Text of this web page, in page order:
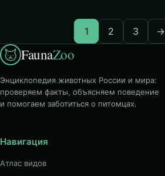
1 2 3 →
FaunaZoo
Энциклопедия животных России и мира:
проверяем факты, объясняем поведение
и помогаем заботиться о питомцах.
Навигация
Атлас видов